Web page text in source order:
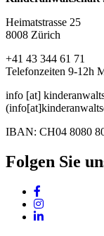
Heimatstrasse 25
8008 Zürich
+41 43 344 61 71
Telefonzeiten 9-12h
info [at]
IBAN: CH04 8080
Folgen Sie